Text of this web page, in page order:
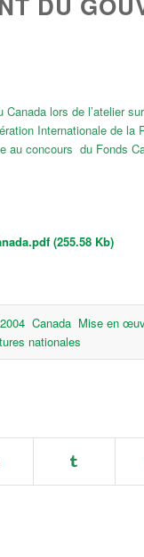
lors de l’atelier
Internationale de la
au concours du Fonds
(255.58 Kb)
Canada Mise en
nationales